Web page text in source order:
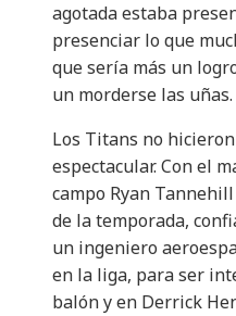
agotada estaba
presenciar lo que
que sería más un
un morderse las uñas.
Los Titans no
espectacular. Con el
campo Ryan
de la temporada,
un ingeniero
en la liga, para ser
balón y en Derrick